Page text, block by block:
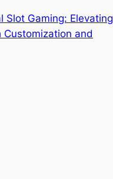
Slot Gaming: Elevating
Customization and